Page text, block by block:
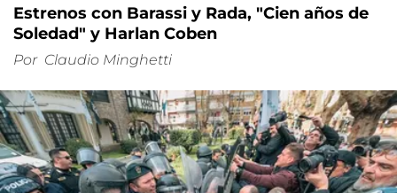
Estrenos con Barassi y Rada, "Cien años de
Soledad" y Harlan Coben
Por Claudio Minghetti